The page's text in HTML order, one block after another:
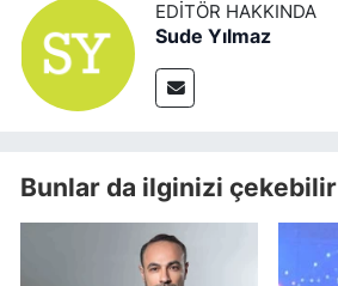
EDITÖR HAKKINDA
Sude Yılmaz
Bunlar da ilginizi çekebilir